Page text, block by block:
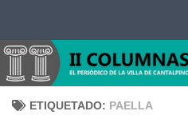
ETIQUETADO: PAELLA